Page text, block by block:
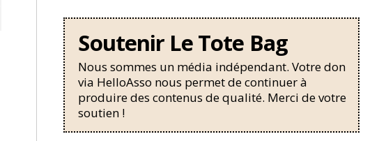
Soutenir Le Tote Bag
Nous sommes un média indépendant. Votre don
via HelloAsso nous permet de continuer à
produire des contenus de qualité. Merci de votre
soutien !